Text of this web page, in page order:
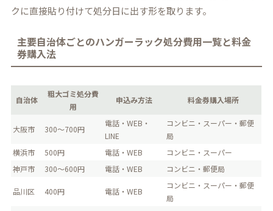
クに直接貼り付けて処分日に出す形を取ります。
主要自治体ごとのハンガーラック処分費用一覧と料金
券購入法
自治体
粗大ゴミ処分費
用
申込み方法 料金券購入場所
大阪市 300～700円
電話・WEB・
LINE
コンビニ・スーパー・郵便
局
横浜市
500円 電話・WEB
コンビニ・スーパー
神戸市
300～600円 電話・WEB コンビニ・郵便局
品川区 400円 電話・WEB
コンビニ・スーパー・郵便
局